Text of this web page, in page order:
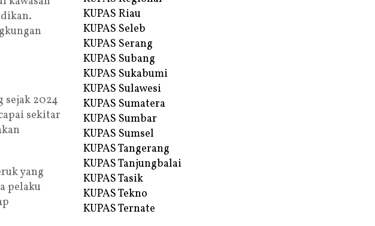
2024
sekitar
yang
pelaku
KUPAS Riau
KUPAS Seleb
KUPAS Serang
KUPAS Subang
KUPAS Sukabumi
KUPAS Sulawesi
KUPAS Sumatera
KUPAS Sumbar
KUPAS Sumsel
KUPAS Tangerang
KUPAS Tanjungbalai
KUPAS Tasik
KUPAS Tekno
KUPAS Ternate